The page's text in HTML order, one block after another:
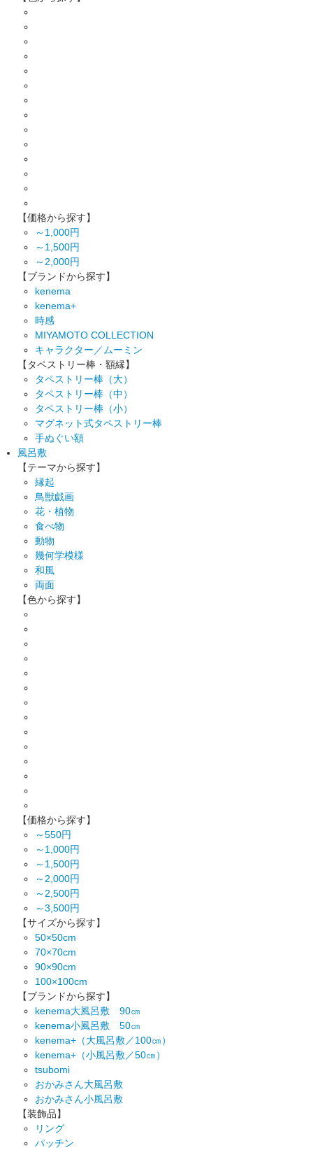
【価格から探す】
～1,000円
～1,500円
～2,000円
【ブランドから探す】
kenema
kenema+
時感
MIYAMOTO COLLECTION
キャラクター／ムーミン
【タペストリー棒・額縁】
タペストリー棒（大）
タペストリー棒（中）
タペストリー棒（小）
マグネット式タペストリー棒
手ぬぐい額
風呂敷
【テーマから探す】
縁起
鳥獣戯画
花・植物
食べ物
動物
幾何学模様
和風
両面
【色から探す】
【価格から探す】
～550円
～1,000円
～1,500円
～2,000円
～2,500円
～3,500円
【サイズから探す】
50×50cm
70×70cm
90×90cm
100×100cm
【ブランドから探す】
kenema大風呂敷 90㎝
kenema小風呂敷 50㎝
kenema+（大風呂敷／100㎝）
kenema+（小風呂敷／50㎝）
tsubomi
おかみさん大風呂敷
おかみさん小風呂敷
【装飾品】
リング
パッチン